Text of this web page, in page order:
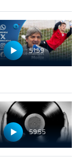
51:59
59:55